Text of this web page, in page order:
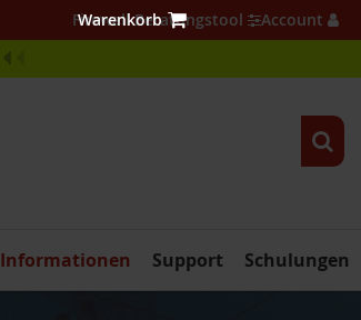
Firewall Beratungstool Account
Schulungen
Support
Informationen